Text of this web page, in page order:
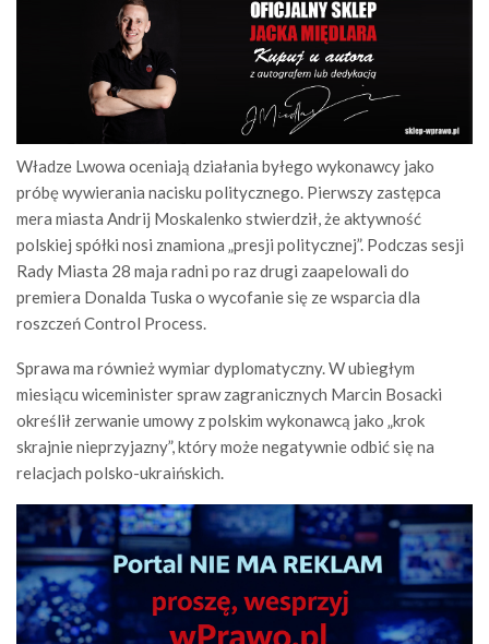
Władze Lwowa oceniają działania byłego wykonawcy jako
próbę wywierania nacisku politycznego. Pierwszy zastępca
mera miasta Andrij Moskalenko stwierdził, że aktywność
polskiej spółki nosi znamiona „presji politycznej”. Podczas sesji
Rady Miasta 28 maja radni po raz drugi zaapelowali do
premiera Donalda Tuska o wycofanie się ze wsparcia dla
roszczeń Control Process.
Sprawa ma również wymiar dyplomatyczny. W ubiegłym
miesiącu wiceminister spraw zagranicznych Marcin Bosacki
określił zerwanie umowy z polskim wykonawcą jako „krok
skrajnie nieprzyjazny”, który może negatywnie odbić się na
relacjach polsko-ukraińskich.